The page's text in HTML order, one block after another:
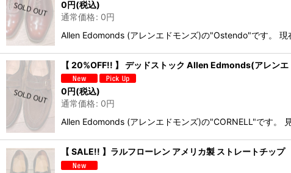
0円(税込)
通常価格: 0円
Allen Edomonds (アレンエドモンズ)の"Ostendo"です。
【 20%OFF!! 】 デッドストック Allen Edmonds(アレン
0円(税込)
通常価格: 0円
Allen Edomonds (アレンエドモンズ)の"CORNELL"です。
【 SALE!! 】ラルフローレン アメリカ製 ストレートチッ